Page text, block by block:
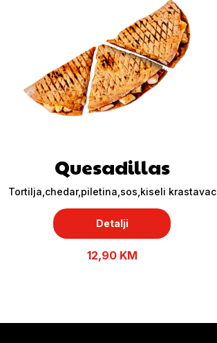
Quesadillas
Tortilja,chedar,piletina,sos,kiseli krastavac
Detalji
12,90 KM